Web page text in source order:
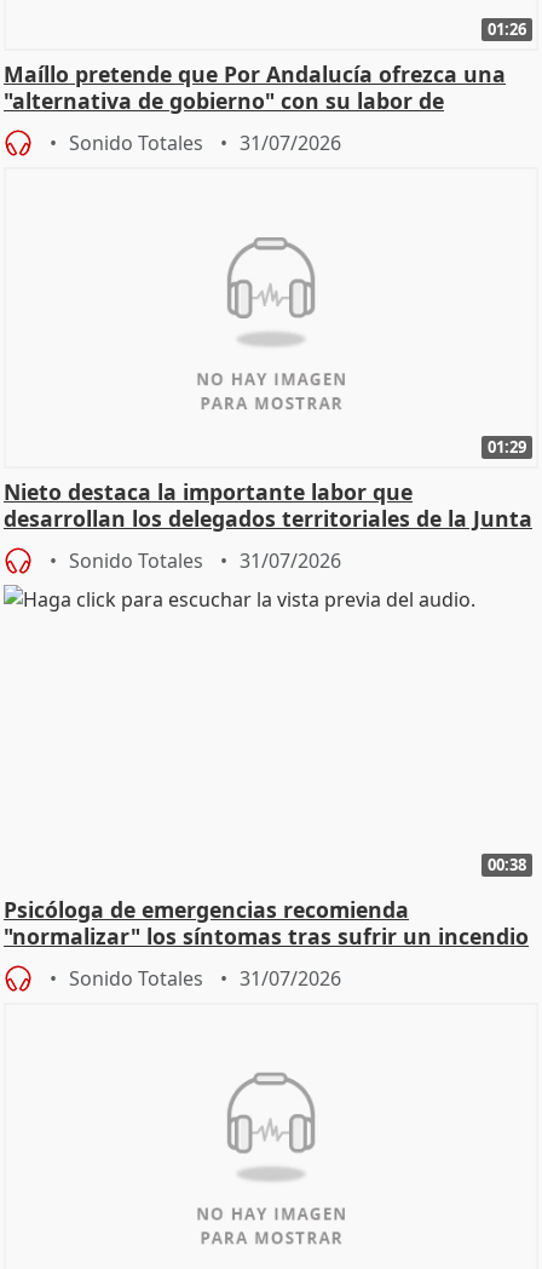
01:26
Maíllo pretende que Por Andalucía ofrezca una
"alternativa de gobierno" con su labor de
oposición
Sonido Totales 31/07/2026
01:29
Nieto destaca la importante labor que
desarrollan los delegados territoriales de la Junta
Sonido Totales 31/07/2026
00:38
Psicóloga de emergencias recomienda
"normalizar" los síntomas tras sufrir un incendio
Sonido Totales 31/07/2026